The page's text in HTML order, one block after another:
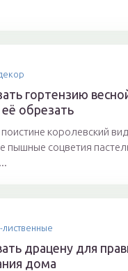
гортензию
обрезать
королевский
пышные соцветия
драцену для
дома